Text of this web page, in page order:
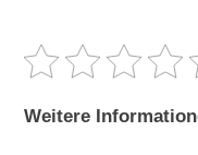
Weitere